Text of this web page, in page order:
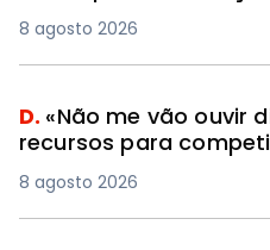
8 agosto 2026
D. «Não me vão ouvir
recursos para
8 agosto 2026